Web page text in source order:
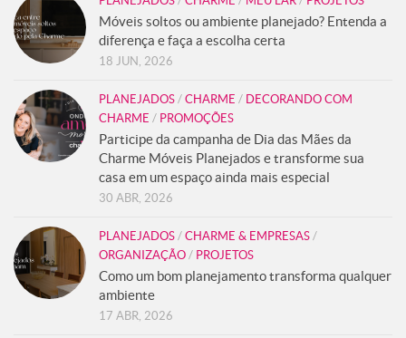
Móveis soltos ou ambiente planejado? Entenda a
diferença e faça a escolha certa
18 JUN, 2026
PLANEJADOS / CHARME / DECORANDO COM
CHARME / PROMOÇÕES
Participe da campanha de Dia das Mães da
Charme Móveis Planejados e transforme sua
casa em um espaço ainda mais especial
30 ABR, 2026
PLANEJADOS / CHARME & EMPRESAS /
ORGANIZAÇÃO / PROJETOS
Como um bom planejamento transforma qualquer
ambiente
17 ABR, 2026